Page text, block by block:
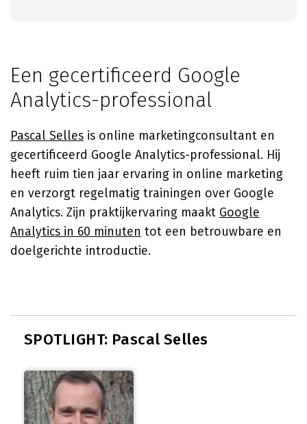
Een gecertificeerd Google
Analytics-professional
Pascal Selles is online marketingconsultant en
gecertificeerd Google Analytics-professional. Hij
heeft ruim tien jaar ervaring in online marketing
en verzorgt regelmatig trainingen over Google
Analytics. Zijn praktijkervaring maakt Google
Analytics in 60 minuten tot een betrouwbare en
doelgerichte introductie.
SPOTLIGHT: Pascal Selles